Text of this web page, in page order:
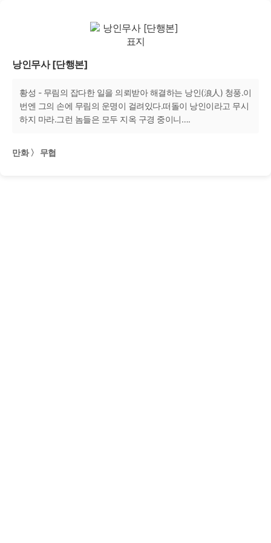
낭인무사 [단행본]
황성 - 무림의 잡다한 일을 의뢰받아 해결하는 낭인(浪人) 청풍.이
번엔 그의 손에 무림의 운명이 걸려있다.떠돌이 낭인이라고 무시
하지 마라.그런 놈들은 모두 지옥 구경 중이니….
만화 〉 무협